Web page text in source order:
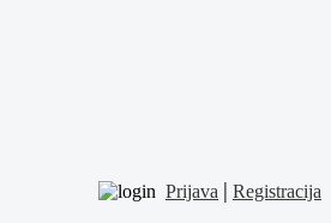
Prijava | Registracija